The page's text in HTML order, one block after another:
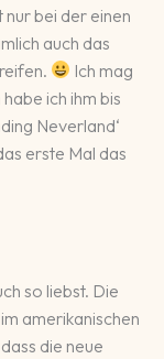
nur bei der einen
auch das
Ich mag
ich ihm bis
Neverland‘
erste Mal das
so liebst. Die
amerikanischen
die neue